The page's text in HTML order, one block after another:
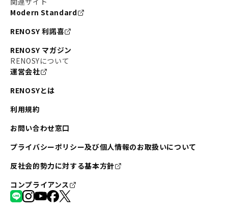
Modern Standard
RENOSY 利諾喜
RENOSY マガジン
RENOSYについて
運営会社
RENOSYとは
利用規約
お問い合わせ窓口
プライバシーポリシー及び個人情報のお取扱いについて
反社会的勢力に対する基本方針
コンプライアンス